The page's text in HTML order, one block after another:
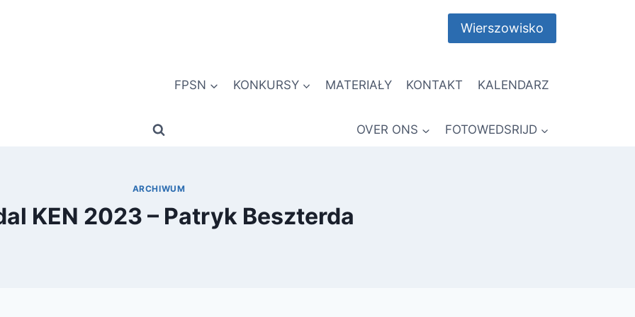
Wierszowisko
FPSN KONKURSY MATERIAŁY KONTAKT KALENDARZ
OVER ONS FOTOWEDSRIJD
ARCHIWUM
KEN 2023 – Patryk Beszterda